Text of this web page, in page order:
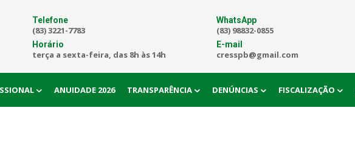
Telefone
(83) 3221-7783
Horário
terça a sexta-feira, das 8h às 14h
WhatsApp
(83) 98832-0855
E-mail
cresspb@gmail.com
ANUIDADE 2026 TRANSPARÊNCIA DENÚNCIAS FISCALIZAÇÃO